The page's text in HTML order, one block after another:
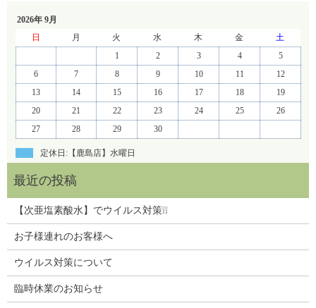
2026年 9月
日
月 火 水 木 金
土
1
2 3 4
5
6
7 8 9 10 11
12
13
14 15 16 17 18
19
20
21 22 23 24 25
26
27
28 29 30
定休日:【鹿島店】水曜日
【次亜塩素酸水】でウイルス対策❕❕
お子様連れのお客様へ
ウイルス対策について
臨時休業のお知らせ